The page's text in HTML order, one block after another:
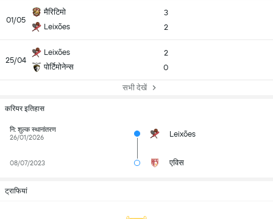
01/05
मैरिटिमो
Leixões
3
2
25/04
Leixões
पोर्टिमोनेन्स
2
0
सभी देखें
करियर इतिहास
नि: शुल्क स्थानांतरण
26/01/2026
Leixões
08/07/2023 एविस
ट्राफियां